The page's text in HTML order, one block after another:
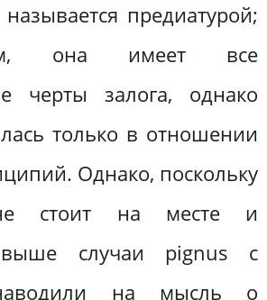
предиатурой;
она имеет все
черты залога, однако
только в отношении
Однако, поскольку
стоит на месте и
случаи pignus с
на мысль о